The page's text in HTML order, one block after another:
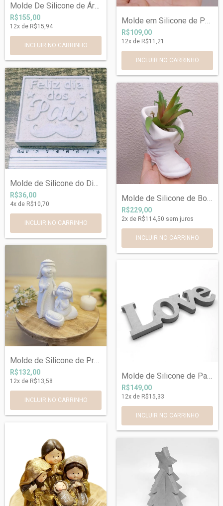
Molde De Silicone de Árvore Geométrica R...
R$155,00
12x de R$15,94
Molde em Silicone de Porta Guardanapos P...
R$109,00
12x de R$11,21
R$36,00
4x de R$10,70
Molde de Silicone de Bota Ref 470
R$229,00
2x de R$114,50 sem juros
Molde de Silicone de Presépio Ref 1070
R$132,00
12x de R$13,58
Molde de Silicone de Palavra Love Ref 11...
R$149,00
12x de R$15,33